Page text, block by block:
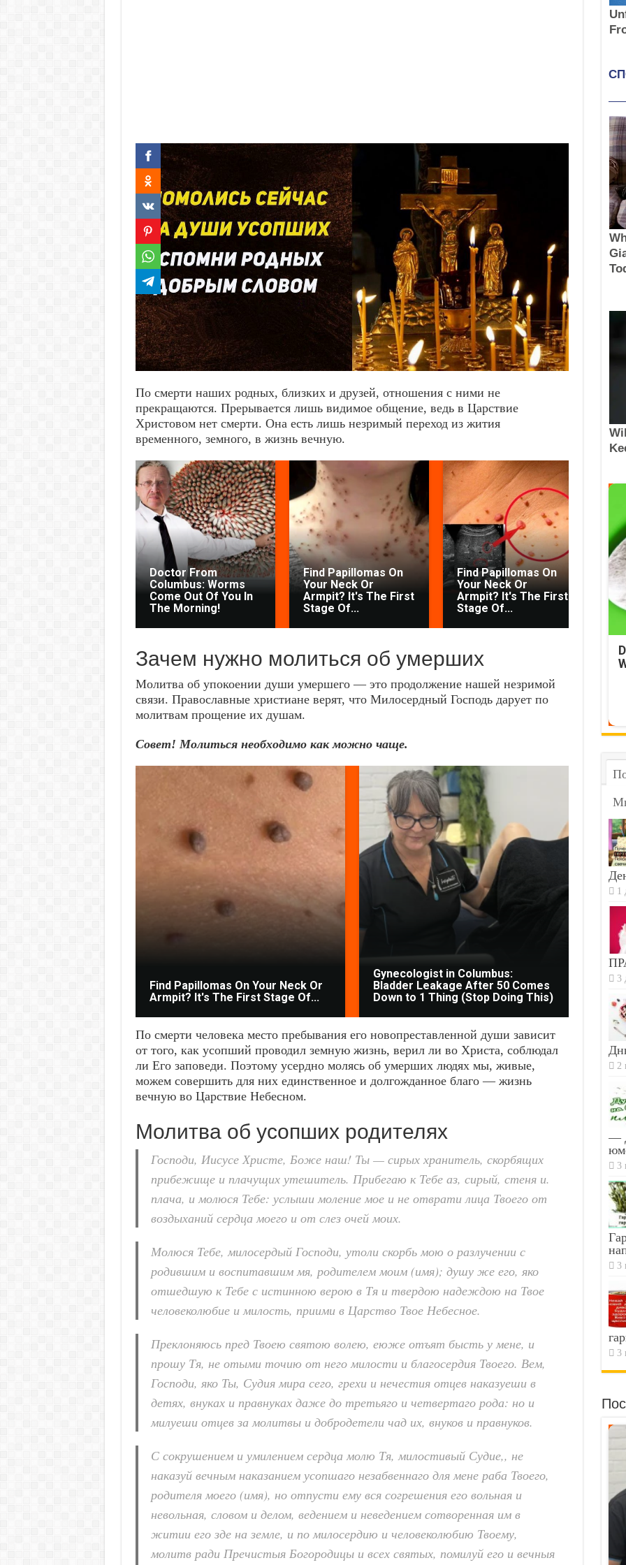
По смерти наших родных, близких и друзей, отношения с ними не
прекращаются. Прерывается лишь видимое общение, ведь в Царствие
Христовом нет смерти. Она есть лишь незримый переход из жития
временного, земного, в жизнь вечную.
Doctor From
Columbus: Worms
Come Out Of You In
The Morning!
Find Papillomas On
Your Neck Or
Armpit? It's The First
Stage Of...
Find Papillomas On
Your Neck Or
Armpit? It's The First
Stage Of...
Зачем нужно молиться об умерших
Молитва об упокоении души умершего — это продолжение нашей незримой
связи. Православные христиане верят, что Милосердный Господь дарует по
молитвам прощение их душам.
Совет! Молиться необходимо как можно чаще.
Find Papillomas On Your Neck Or
Armpit? It's The First Stage Of...
Gynecologist in Columbus:
Bladder Leakage After 50 Comes
Down to 1 Thing (Stop Doing This)
Are
По смерти человека место пребывания его новопреставленной души зависит
от того, как усопший проводил земную жизнь, верил ли во Христа, соблюдал
ли Его заповеди. Поэтому усердно молясь об умерших людях мы, живые,
можем совершить для них единственное и долгожданное благо — жизнь
вечную во Царствие Небесном.
Молитва об усопших родителях
Господи, Иисусе Христе, Боже наш! Ты — сирых хранитель, скорбящих
прибежище и плачущих утешитель. Прибегаю к Тебе аз, сирый, стеня и.
плача, и молюся Тебе: услыши моление мое и не отврати лица Твоего от
воздыханий сердца моего и от слез очей моих.
Молюся Тебе, милосердый Господи, утоли скорбь мою о разлучении с
родившим и воспитавшим мя, родителем моим (имя); душу же его, яко
отшедшую к Тебе с истинною верою в Тя и твердою надеждою на Твое
человеколюбие и милость, приими в Царство Твое Небесное.
Преклоняюсь пред Твоею святою волею, еюже отъят бысть у мене, и
прошу Тя, не отыми точию от него милости и благосердия Твоего. Вем,
Господи, яко Ты, Судия мира сего, грехи и нечестия отцев наказуеши в
детях, внуках и правнуках даже до третьяго и четвертаго рода: но и
милуеши отцев за молитвы и добродетели чад их, внуков и правнуков.
С сокрушением и умилением сердца молю Тя, милостивый Судие,, не
наказуй вечным наказанием усопшаго незабвеннаго для мене раба Твоего,
родителя моего (имя), но отпусти ему вся согрешения его вольная и
невольная, словом и делом, ведением и неведением сотворенная им в
житии его зде на земле, и по милосердию и человеколюбию Твоему,
молитв ради Пречистыя Богородицы и всех святых, помилуй его и вечныя
1
3
2
—
3
3
3